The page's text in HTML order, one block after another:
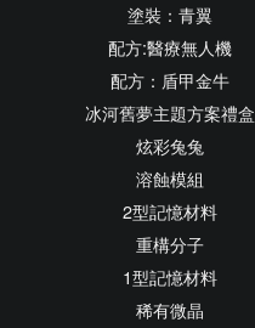
塗裝：青翼
配方:醫療無人機
配方：盾甲金牛
冰河舊夢主題方案禮盒
炫彩兔兔
溶蝕模組
2型記憶材料
重構分子
1型記憶材料
稀有微晶